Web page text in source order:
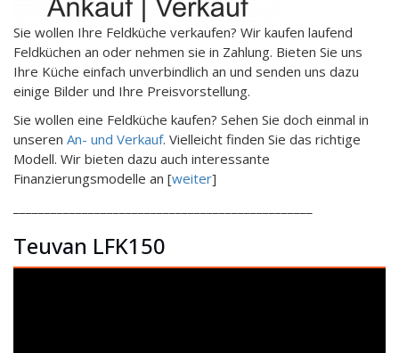
Sie wollen Ihre Feldküche verkaufen? Wir kaufen laufend
Feldküchen an oder nehmen sie in Zahlung. Bieten Sie uns
Ihre Küche einfach unverbindlich an und senden uns dazu
einige Bilder und Ihre Preisvorstellung.
Sie wollen eine Feldküche kaufen? Sehen Sie doch einmal in
unseren An- und Verkauf. Vielleicht finden Sie das richtige
Modell. Wir bieten dazu auch interessante
Finanzierungsmodelle an [weiter]
Teuvan LFK150